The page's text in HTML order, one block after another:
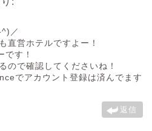
／
直営ホテルですよー！
す！
ので確認してくださいね！
でアカウント登録は済んでます
返信